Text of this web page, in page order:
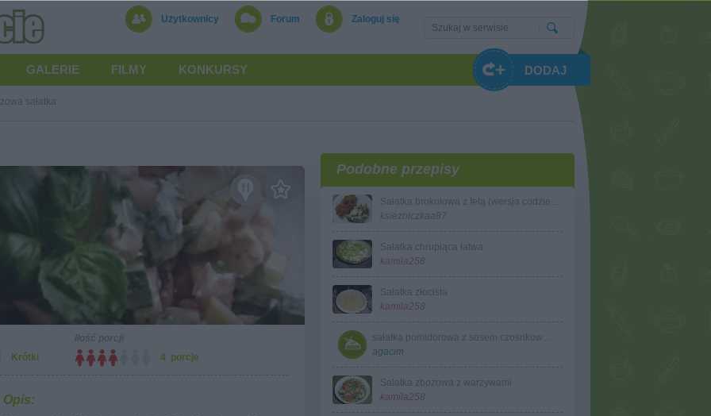
Użytkownicy Forum Zaloguj się
GALERIE FILMY KONKURSY DODAJ
sałatka
Krótki
4 porcje
Opis:
Podobne przepisy
ksiezniczkaa87
Sałatka chrupiąca łatwa
kamila258
Sałatka złocista
kamila258
agacim
Salatka zbozowa z warzywami
kamila258